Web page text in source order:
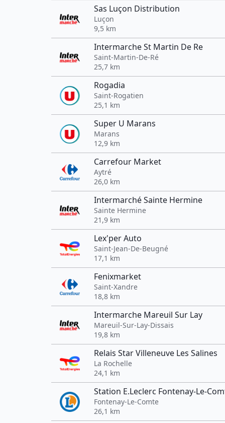
Sas Luçon Distribution
Luçon
9,5 km
Intermarche St Martin De Re
Saint-Martin-De-Ré
25,7 km
Rogadia
Saint-Rogatien
25,1 km
Super U Marans
Marans
12,9 km
Carrefour Market
Aytré
26,0 km
Intermarché Sainte Hermine
Sainte Hermine
21,9 km
Lex'per Auto
Saint-Jean-De-Beugné
17,1 km
Fenixmarket
Saint-Xandre
18,8 km
Intermarche Mareuil Sur Lay
Mareuil-Sur-Lay-Dissais
19,8 km
Relais Star Villeneuve Les Salines
La Rochelle
24,1 km
Station E.Leclerc Fontenay-Le-
Fontenay-Le-Comte
26,1 km